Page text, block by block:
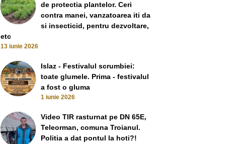
de protectia plantelor. Ceri
contra manei, vanzatoarea iti da
si insecticid, pentru dezvoltare,
etc
13 iunie 2026
Islaz - Festivalul scrumbiei:
toate glumele. Prima - festivalul
a fost o gluma
1 iunie 2026
Video TIR rasturnat pe DN 65E,
Teleorman, comuna Troianul.
Politia a dat pontul la hoti?!